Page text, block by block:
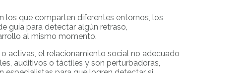
los que comparten diferentes entornos, los
guía para detectar algún retraso,
al mismo momento.
activas, el relacionamiento social no adecuado
auditivos o táctiles y son perturbadoras,